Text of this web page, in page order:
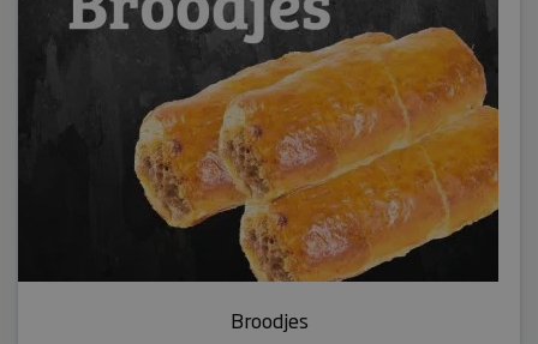
Broodjes